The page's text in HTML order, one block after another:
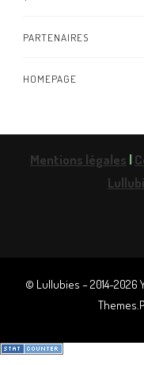
PARTENAIRES
HOMEPAGE
Mentions légales |
© Lullubies – 2014-2026
Themes